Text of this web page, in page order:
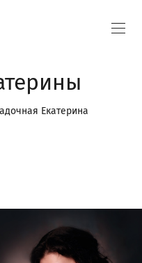
Екатерина